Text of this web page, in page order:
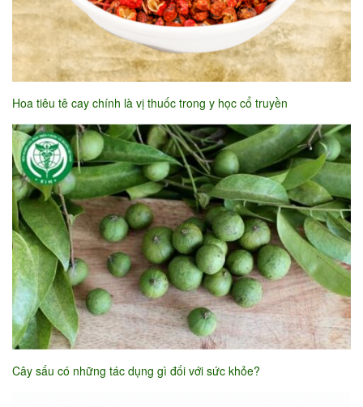
Hoa tiêu tê cay chính là vị thuốc trong y học cổ truyền
Cây sấu có những tác dụng gì đối với sức khỏe?